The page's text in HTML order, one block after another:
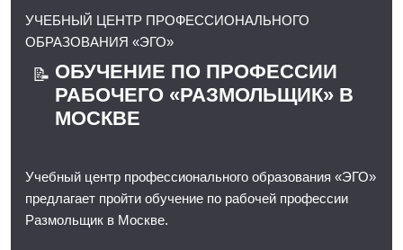
УЧЕБНЫЙ ЦЕНТР ПРОФЕССИОНАЛЬНОГО
ОБРАЗОВАНИЯ «ЭГО»
📝 ОБУЧЕНИЕ ПО ПРОФЕССИИ
РАБОЧЕГО «РАЗМОЛЬЩИК» В
МОСКВЕ
Учебный центр профессионального образования «ЭГО»
предлагает пройти обучение по рабочей профессии
Размольщик в Москве.